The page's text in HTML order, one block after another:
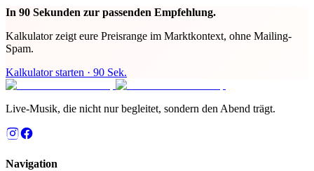
In 90 Sekunden zur passenden Empfehlung.
Kalkulator zeigt eure Preisrange im Marktkontext, ohne Mailing-
Spam.
Kalkulator starten · 90 Sek.
Live-Musik, die nicht nur begleitet, sondern den Abend trägt.
Navigation